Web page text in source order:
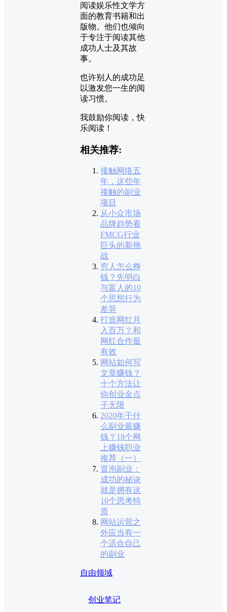
阅读娱乐性文学方
面的教育书籍和出
版物。他们也倾向
于专注于阅读其他
成功人士及其故
事。
也许别人的成功足
以激发您一生的阅
读习惯。
我鼓励你阅读，快
乐阅读！
相关推荐:
接触网络五
年，这些年
接触的副业
项目
从小众市场
品牌趋势看
FMCG行业
巨头的新挑
战
穷人怎么挣
钱？先明白
与富人的10
个思想行为
差异
打造网红月
入百万？和
网红合作最
有效
网站如何写
文章赚钱？
十个方法让
你创业金点
子无限
2020年干什
么副业最赚
钱？18个网
上赚钱职业
推荐（一）
冒泡副业：
成功的秘诀
就是拥有这
10个思考特
质
网站运营之
外应当有一
个适合自己
的副业
自由领域
创业笔记